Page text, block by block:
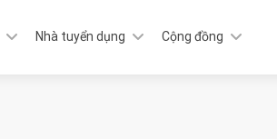
Nhà tuyển dụng Cộng đồng